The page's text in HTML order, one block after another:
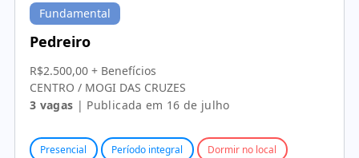
Fundamental
Pedreiro
R$2.500,00 + Benefícios
CENTRO / MOGI DAS CRUZES
3 vagas | Publicada em 16 de julho
Presencial Período integral Dormir no local